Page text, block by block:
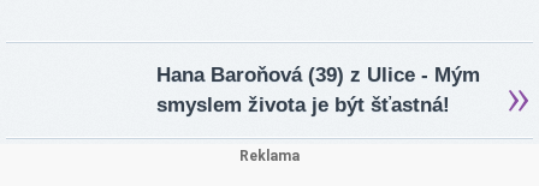
Hana Baroňová (39) z Ulice - Mým
smyslem života je být šťastná!